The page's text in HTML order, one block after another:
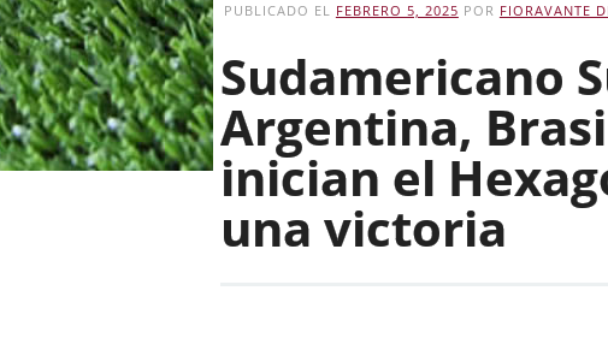
PUBLICADO EL FEBRERO 5, 2025 POR FIORAVANTE
Sudamericano
Argentina,
inician el
una victoria